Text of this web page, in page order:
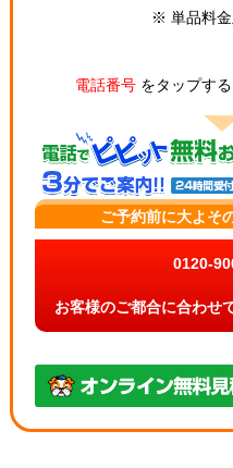
※ 単品料金
電話番号 をタップす
ご予約前に大よそ
0120-
お客様のご都合に合わせ